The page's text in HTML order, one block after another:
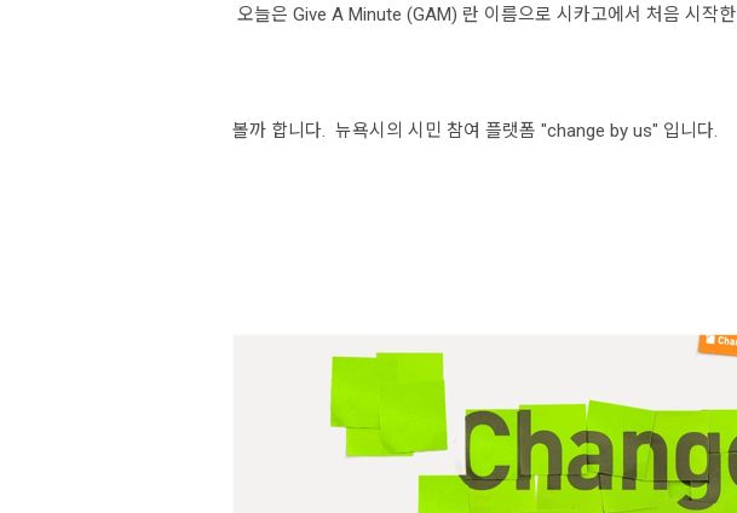
오늘은 Give A Minute (GAM) 란 이름으로 시카고에서 처음 시작한
볼까 합니다. 뉴욕시 의 시민 참여 플랫폼 "change by us" 입니다.